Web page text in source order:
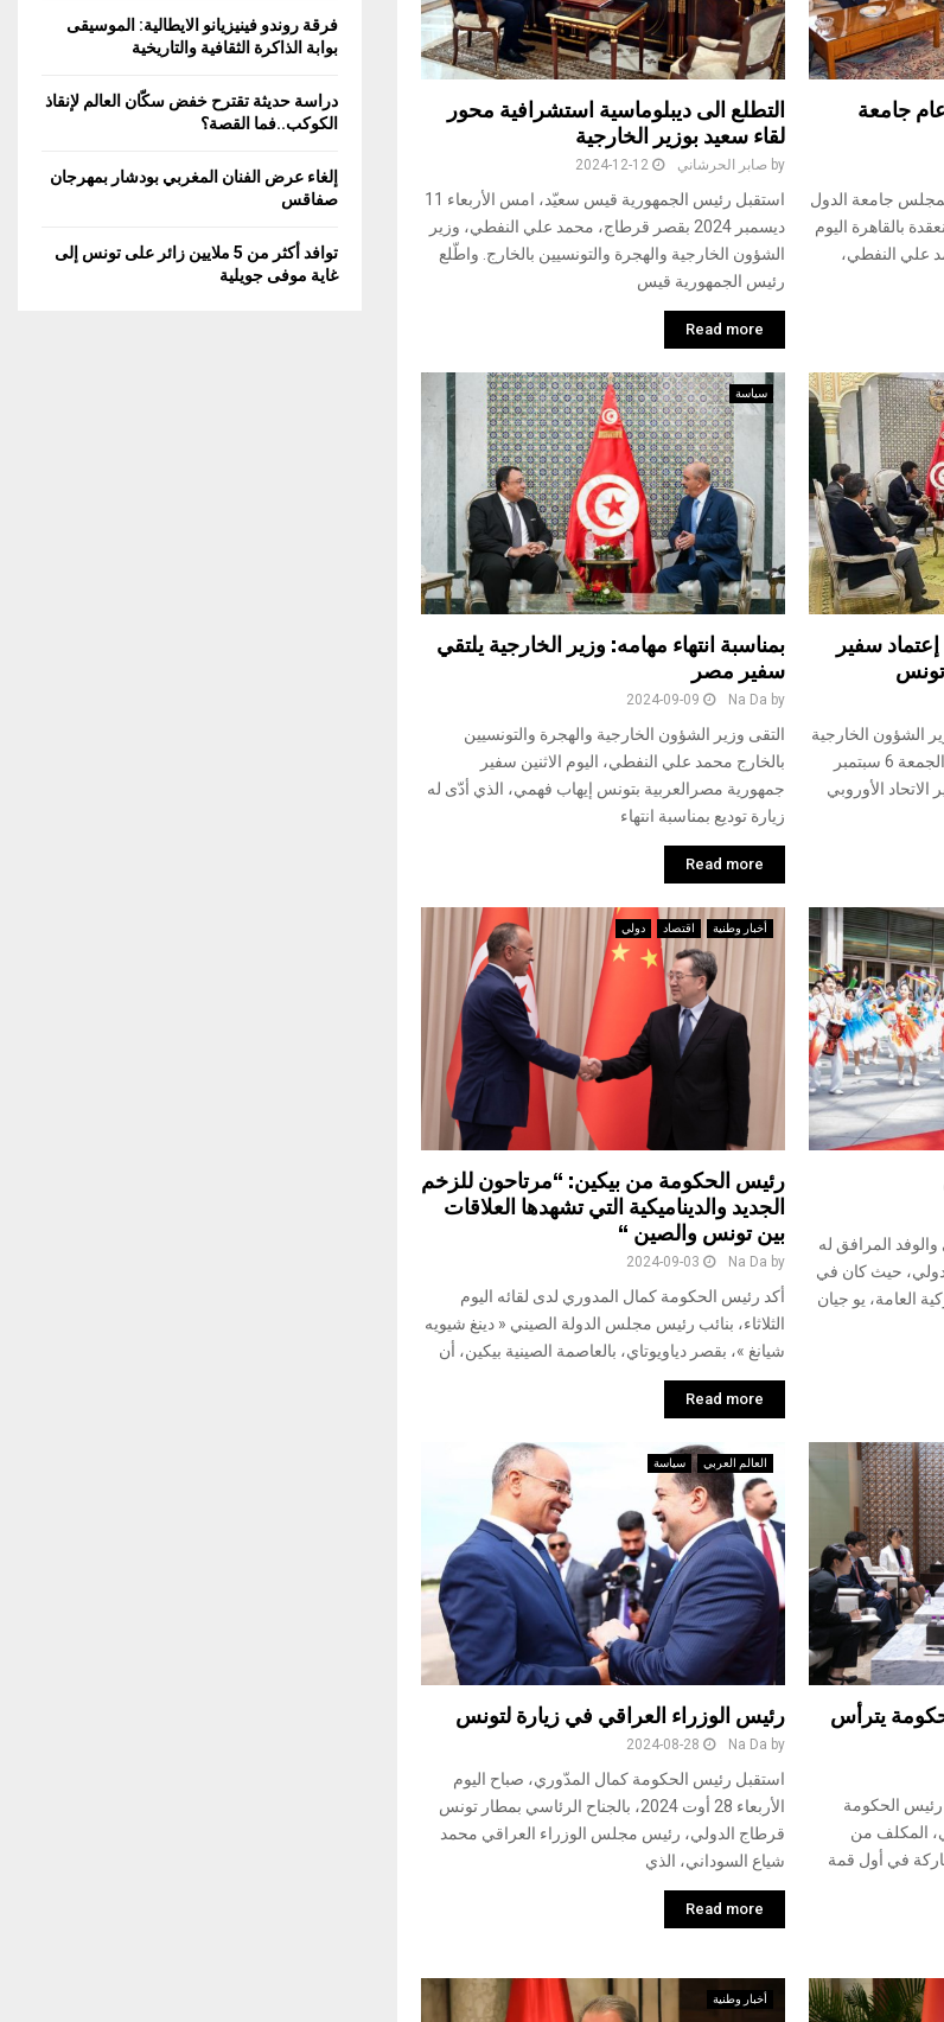
التطلع الى ديبلوماسية استشرافية محور
لقاء سعيد بوزير الخارجية
by صابر الحرشاني 2024-12-12
استقبل رئيس الجمهورية قيس سعيّد، امس الأربعاء 11
ديسمبر 2024 بقصر قرطاج، محمد علي النفطي، وزير
الشؤون الخارجية والهجرة والتونسيين بالخارج. واطّلع
رئيس الجمهورية قيس
Read more
جامعة
مشاركته في الدورة 162 لمجلس جامعة الدول
بالقاهرة اليوم
محمد علي النفطي،
سياسة
بمناسبة انتهاء مهامه: وزير الخارجية يلتقي
سفير مصر
by
Na Da
2024-09-09
التقى وزير الشؤون الخارجية والهجرة والتونسيين
بالخارج محمد علي النفطي، اليوم الاثنين سفير
جمهورية مصرالعربية بتونس إيهاب فهمي، الذي أدّى له
زيارة توديع بمناسبة انتهاء
Read more
سفير
تونس
الشؤون الخارجية
والهجرة والتونسيين بالخارج، اليوم الجمعة 6 سبتمبر
الاتحاد الأوروبي
أخبار وطنية اقتصاد دولي
رئيس الحكومة من بيكين: “مرتاحون للزخم
الجديد والديناميكية التي تشهدها العلاقات
بين تونس والصين “
by
Na Da
2024-09-03
أكد رئيس الحكومة كمال المدوري لدى لقائه اليوم
الثلاثاء، بنائب رئيس مجلس الدولة الصيني « دينغ شيويه
شيانغ »، بقصر دياويوتاي، بالعاصمة الصينية بيكين، أن
Read more
المرافق له
حيث كان في
العامة، يو جيان
العالم العربي سياسة
رئيس الوزراء العراقي في زيارة لتونس
by
Na Da
2024-08-28
استقبل رئيس الحكومة كمال المدّوري، صباح اليوم
الأربعاء 28 أوت 2024، بالجناح الرئاسي بمطار تونس
قرطاج الدولي، رئيس مجلس الوزراء العراقي محمد
شياع السوداني، الذي
Read more
يترأس
الاثنين 03 جوان 2024، رئيس الحكومة
المكلف من
في أول قمة
أخبار وطنية
فرقة روندو فينيزيانو الايطالية: الموسيقى
بوابة الذاكرة الثقافية والتاريخية
دراسة حديثة تقترح خفض سكّان العالم لإنقاذ
الكوكب..فما القصة؟
إلغاء عرض الفنان المغربي بودشار بمهرجان
صفاقس
توافد أكثر من 5 ملايين زائر على تونس إلى
غاية موفى جويلية